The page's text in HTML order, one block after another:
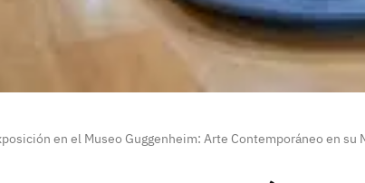
en el Museo Guggenheim: Arte Contemporáneo en su